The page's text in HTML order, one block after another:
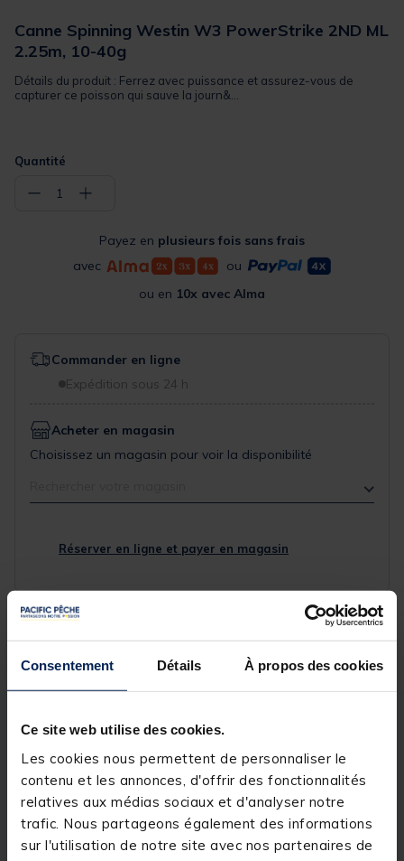
Consentement Détails À propos des cookies
Ce site web utilise des cookies.
Les cookies nous permettent de personnaliser le
contenu et les annonces, d'offrir des fonctionnalités
relatives aux médias sociaux et d'analyser notre
trafic. Nous partageons également des informations
sur l'utilisation de notre site avec nos partenaires de
Canne Spinning Westin W3 PowerStrike 2ND ML
2.25m, 10-40g
Détails du produit : Ferrez avec puissance et assurez-vous de
capturer ce poisson qui sauve la journ&...
Quantité
− 1 +
Payez en plusieurs fois sans frais
avec
ou
ou en 10x avec Alma
Commander en ligne
Expédition sous 24 h
Acheter en magasin
Choisissez un magasin pour voir la disponibilité
Réserver en ligne et payer en magasin
Description Spécifications
Description & détails
Description